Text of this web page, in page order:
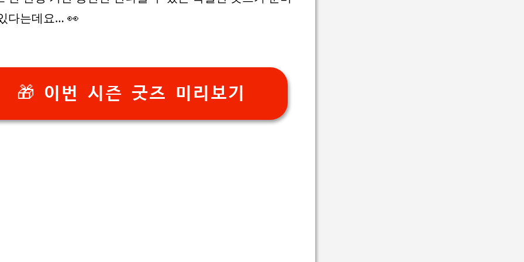
다는데요… 👀
🎁 이번 시즌 굿즈 미리보기